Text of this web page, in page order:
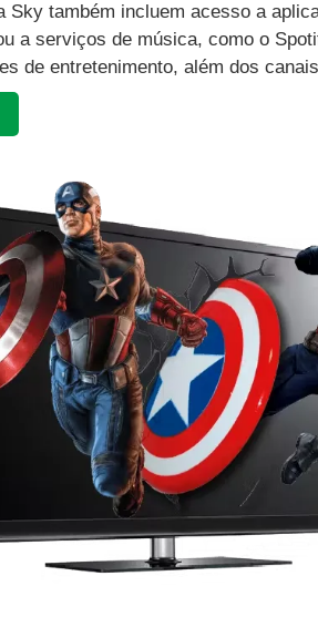
Sky também incluem acesso a
a serviços de música, como o
de entretenimento, além dos